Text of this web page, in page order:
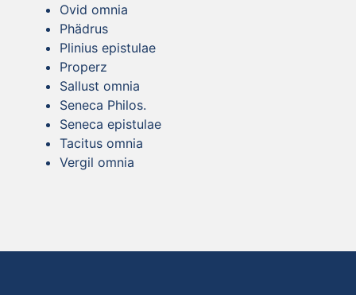
Ovid omnia
Phädrus
Plinius epistulae
Properz
Sallust omnia
Seneca Philos.
Seneca epistulae
Tacitus omnia
Vergil omnia